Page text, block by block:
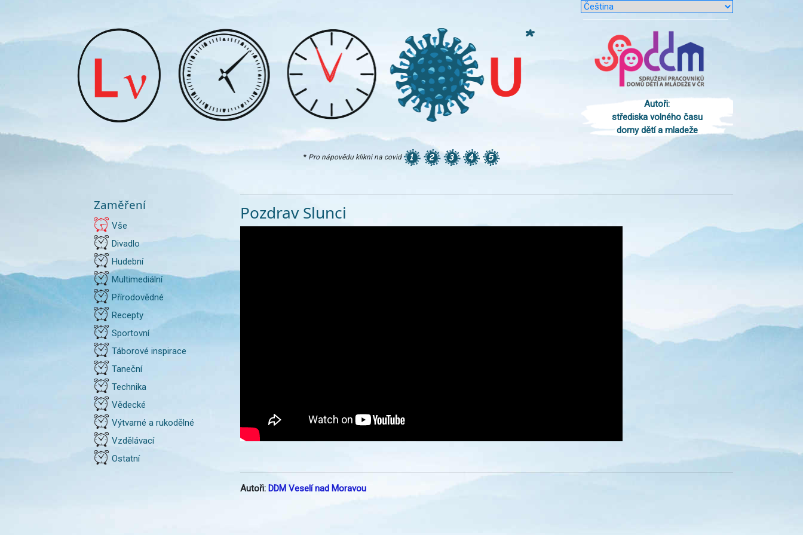
Autoři:
střediska volného času
domy dětí a mladeže
* Pro nápovědu klikni na covid
Zaměření
Vše
Divadlo
Hudební
Multimediální
Přírodovědné
Recepty
Sportovní
Táborové inspirace
Taneční
Technika
Vědecké
Výtvarné a rukodělné
Vzdělávací
Ostatní
Pozdrav Slunci
Autoři: DDM Veselí nad Moravou